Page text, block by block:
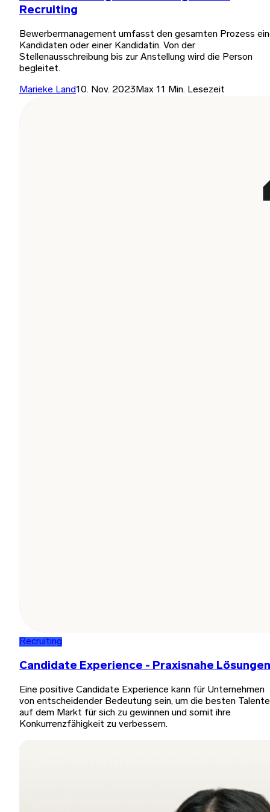
Recruiting
Bewerbermanagement umfasst den gesamten Prozess
Kandidaten oder einer Kandidatin. Von der
Stellenausschreibung bis zur Anstellung wird die Person
begleitet.
Marieke Land10. Nov. 2023 Max 11 Min. Lesezeit
Recruiting
Candidate Experience - Praxisnahe Lösungen
Eine positive Candidate Experience kann für Unternehmen
von entscheidender Bedeutung sein, um die besten Talente
auf dem Markt für sich zu gewinnen und somit ihre
Konkurrenzfähigkeit zu verbessern.